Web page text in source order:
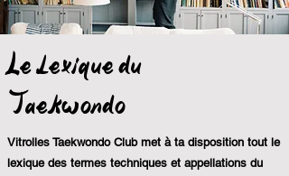
Le lexique du
Taekwondo
Vitrolles Taekwondo Club met à ta disposition tout le
lexique des termes techniques et appellations du